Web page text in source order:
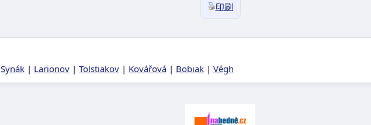
印刷
Synák | Larionov | Tolstiakov | Kovářová | Bobiak | Végh